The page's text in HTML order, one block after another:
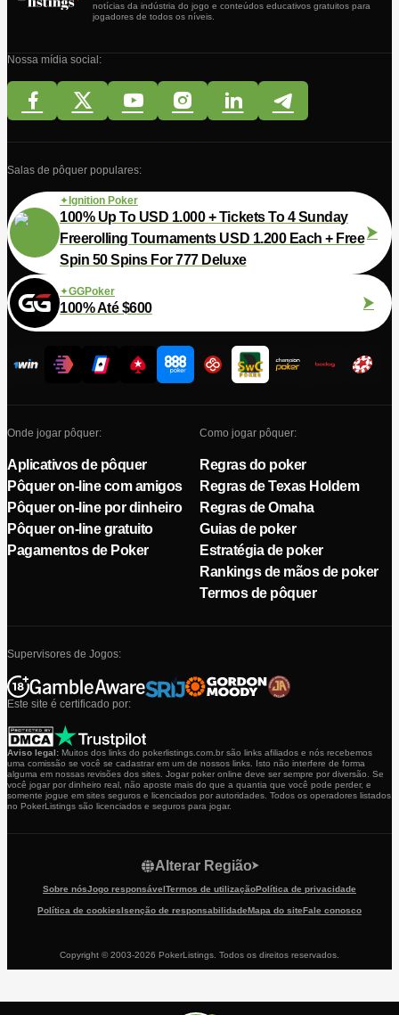
notícias da indústria do jogo e conteúdos educativos gratuitos para
jogadores de todos os níveis.
Nossa mídia social:
Salas de pôquer populares:
Ignition Poker
100% Up To USD 1.000 + Tickets To 4 Sunday
Freerolling Tournaments USD 1.200 Each + Free
Spin 50 Spins For 777 Deluxe
GGPoker
100% Até $600
Onde jogar pôquer:
Aplicativos de pôquer
Pôquer on-line com amigos
Pôquer on-line por dinheiro
Pôquer on-line gratuito
Pagamentos de Poker
Como jogar pôquer:
Regras do poker
Regras de Texas Holdem
Regras de Omaha
Guias de poker
Estratégia de poker
Rankings de mãos de poker
Termos de pôquer
Supervisores de Jogos:
Este site é certificado por:
Aviso legal: Muitos dos links do pokerlistings.com.br são links afiliados e nós recebemos
uma comissão se você se cadastrar em um de nossos links. Isto não interfere de forma
alguma em nossas revisões dos sites. Jogar poker online deve ser sempre por diversão. Se
você jogar por dinheiro real, não aposte mais do que a quantia que você pode perder, e
somente jogue em sites seguros e licenciados por autoridades. Todos os operadores listados
no PokerListings são licenciados e seguros para jogar.
Sobre nósJogo responsávelTermos de utilizaçãoPolítica de privacidade
Política de cookiesIsenção de responsabilidadeMapa do siteFale conosco
Alterar Região
Copyright © 2003-2026 PokerListings. Todos os direitos reservados.